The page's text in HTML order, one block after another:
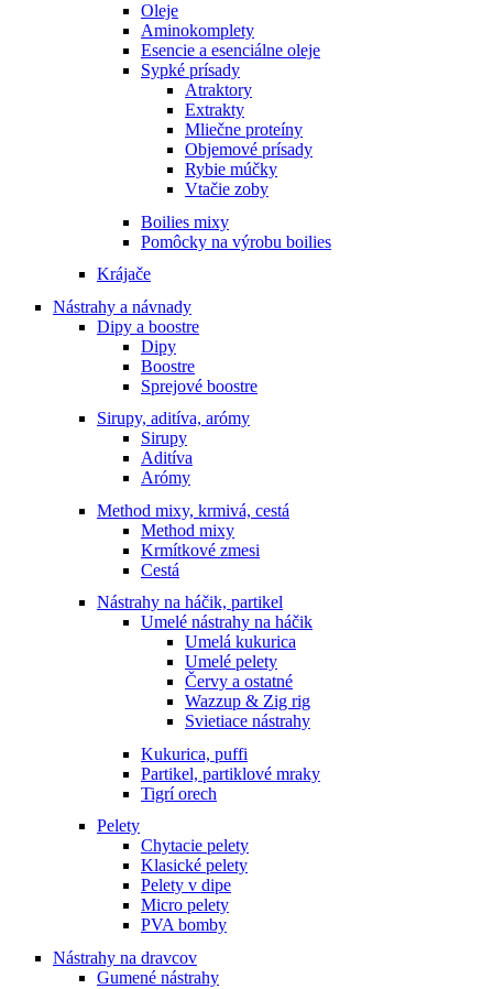
Oleje
Aminokomplety
Esencie a esenciálne oleje
Sypké prísady
Atraktory
Extrakty
Mliečne proteíny
Objemové prísady
Rybie múčky
Vtačie zoby
Boilies mixy
Pomôcky na výrobu boilies
Krájače
Nástrahy a návnady
Dipy a boostre
Dipy
Boostre
Sprejové boostre
Sirupy, aditíva, arómy
Sirupy
Aditíva
Arómy
Method mixy, krmivá, cestá
Method mixy
Krmítkové zmesi
Cestá
Nástrahy na háčik, partikel
Umelé nástrahy na háčik
Umelá kukurica
Umelé pelety
Červy a ostatné
Wazzup & Zig rig
Svietiace nástrahy
Kukurica, puffi
Partikel, partiklové mraky
Tigrí orech
Pelety
Chytacie pelety
Klasické pelety
Pelety v dipe
Micro pelety
PVA bomby
Nástrahy na dravcov
Gumené nástrahy